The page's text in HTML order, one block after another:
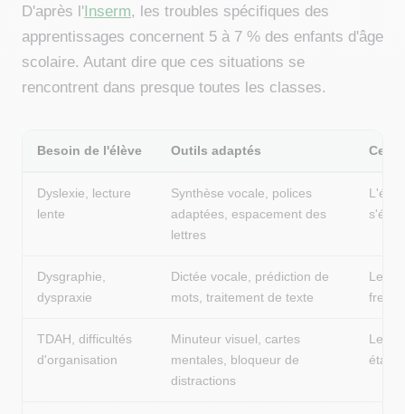
D'après l'Inserm, les troubles spécifiques des
apprentissages concernent 5 à 7 % des enfants d'âge
scolaire. Autant dire que ces situations se
rencontrent dans presque toutes les classes.
Besoin de l'élève Outils adaptés Ce
Dyslexie, lecture
lente
Synthèse vocale, polices
adaptées, espacement des
lettres
Dysgraphie,
dyspraxie
Dictée vocale, prédiction de
mots, traitement de texte
Les
TDAH, difficultés
d'organisation
Minuteur visuel, cartes
mentales, bloqueur de
distractions
Le